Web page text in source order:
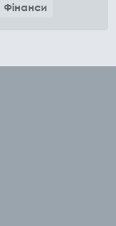
Фінанси